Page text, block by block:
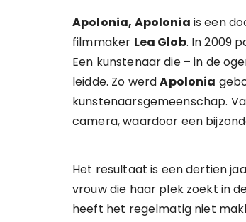
Apolonia, Apolonia is een
filmmaker Lea Glob. In 2009
Een kunstenaar die – in de
leidde. Zo werdApolonia
kunstenaarsgemeenschap.
camera, waardoor een
Het resultaat is een dertien
vrouw die haar plek zoekt in
heeft het regelmatig niet